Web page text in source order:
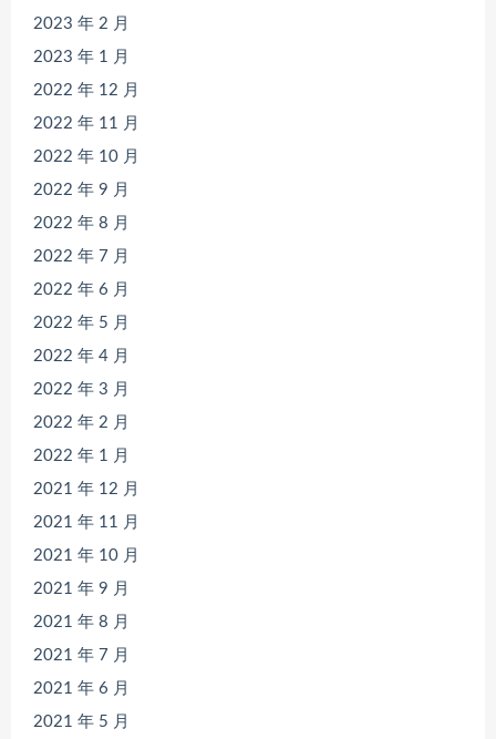
2023 年 2 月
2023 年 1 月
2022 年 12 月
2022 年 11 月
2022 年 10 月
2022 年 9 月
2022 年 8 月
2022 年 7 月
2022 年 6 月
2022 年 5 月
2022 年 4 月
2022 年 3 月
2022 年 2 月
2022 年 1 月
2021 年 12 月
2021 年 11 月
2021 年 10 月
2021 年 9 月
2021 年 8 月
2021 年 7 月
2021 年 6 月
2021 年 5 月